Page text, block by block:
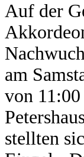
Auf der
am
von
stellten